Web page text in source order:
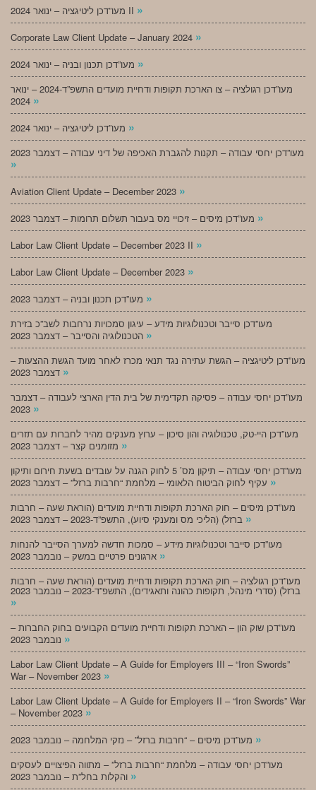
מעו”דכן ליטיגציה – ינואר 2024 II »
Corporate Law Client Update – January 2024 »
»
מעו”דכן רגולציה – צו הארכת תקופות ודחיית מועדים התשפ”ד-2024 – ינואר
»
»
מעו”דכן יחסי עבודה – תקנות להגברת האכיפה של דיני עבודה – דצמבר 2023
»
Aviation Client Update – December 2023 »
»
Labor Law Client Update – December 2023 II »
Labor Law Client Update – December 2023 »
»
מעו”דכן סייבר וטכנולוגיות מידע – עיגון סמכויות נרחבות לשב”כ בזירת
»
מעו”דכן ליטיגציה – הגשת עתירה נגד תנאי מכרז לאחר מועד הגשת ההצעות –
»
מעו”דכן יחסי עבודה – פסיקה תקדימית של בית הדין הארצי לעבודה – דצמבר
»
מעו”דכן היי-טק, טכנולוגיה והון סיכון – ערוץ מענקים מהיר לחברות עם תזרים
»
מעו”דכן יחסי עבודה – תיקון מס’ 5 לחוק הגנה על עובדים בשעת חירום ותיקון
»
מעו”דכן מיסים – חוק הארכת תקופות ודחיית מועדים (הוראת שעה – חרבות
»
מעו”דכן סייבר וטכנולוגיות מידע – סמכות חדשה למערך הסייבר להנחות
»
מעו”דכן רגולציה – חוק הארכת תקופות ודחיית מועדים (הוראת שעה – חרבות
ברזל) (סדרי מינהל, תקופות כהונה ותאגידים), התשפ”ד-2023 – נובמבר 2023
»
מעו”דכן שוק הון – הארכת תקופות ודחיית מועדים הקבועים בחוק החברות –
»
Labor Law Client Update – A Guide for Employers III – “Iron Swords”
War – November 2023 »
Labor Law Client Update – A Guide for Employers II – “Iron Swords” War
– November 2023 »
»
מעו”דכן יחסי עבודה – מלחמת “חרבות ברזל” – מתווה הפיצויים לעסקים
»